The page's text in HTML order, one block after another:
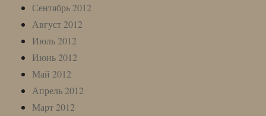
Сентябрь 2012
Август 2012
Июль 2012
Июнь 2012
Май 2012
Апрель 2012
Март 2012